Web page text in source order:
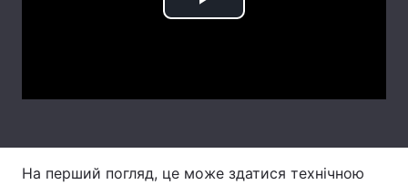
Play
На перший погляд, це може здатися технічною